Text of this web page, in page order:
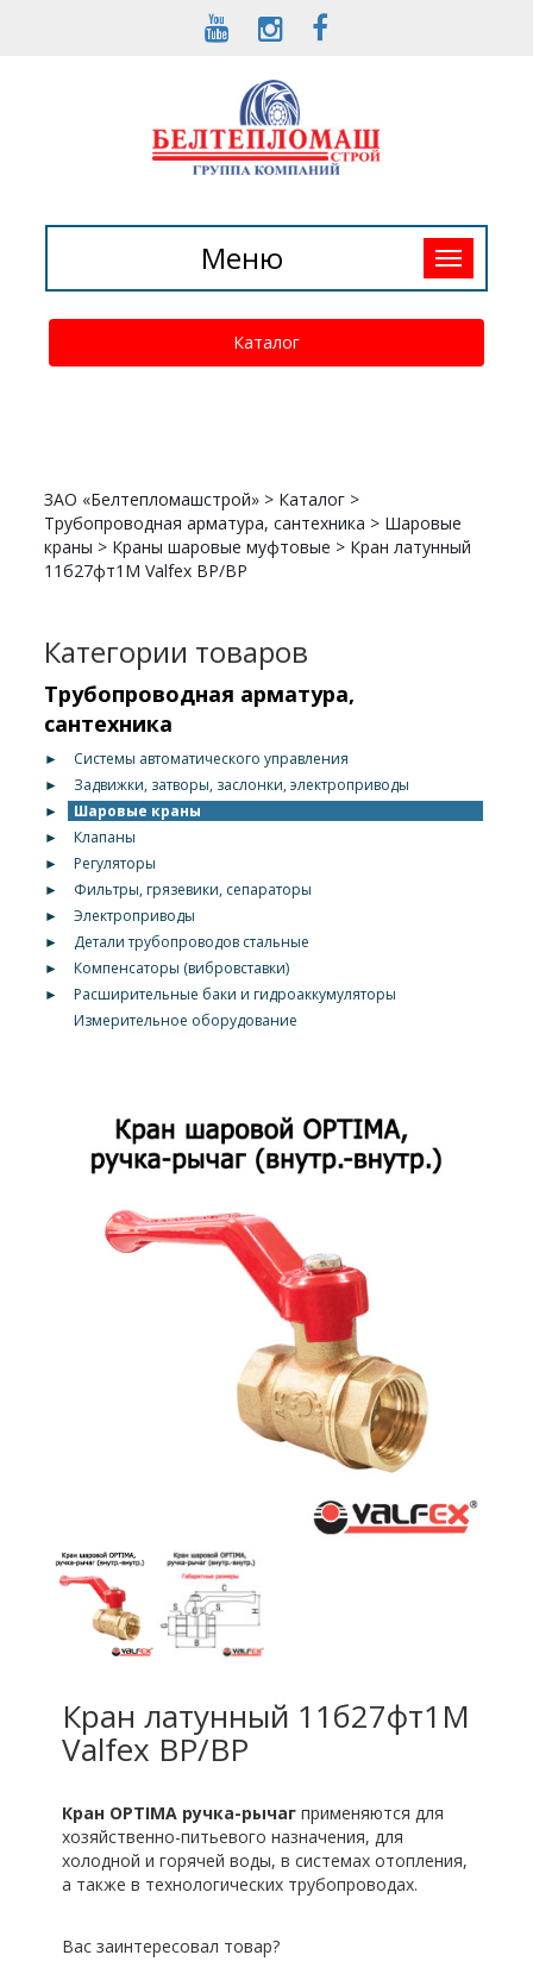
Toggle
navigation
Меню
Каталог
ЗАО «Белтепломашстрой» > Каталог >
Трубопроводная арматура, сантехника > Шаровые
краны > Краны шаровые муфтовые > Кран латунный
11б27фт1М Valfex ВР/ВР
Категории товаров
Трубопроводная арматура,
сантехника
►
Системы автоматического управления
►
Задвижки, затворы, заслонки, электроприводы
►
Шаровые краны
►
Клапаны
►
Регуляторы
►
Фильтры, грязевики, сепараторы
►
Электроприводы
►
Детали трубопроводов стальные
►
Компенсаторы (вибровставки)
►
Расширительные баки и гидроаккумуляторы
Измерительное оборудование
Кран латунный 11б27фт1М
Valfex ВР/ВР
Кран OPTIMA ручка-рычаг применяются для
хозяйственно-питьевого назначения, для
холодной и горячей воды, в системах отопления,
а также в технологических трубопроводах.
Вас заинтересовал товар?